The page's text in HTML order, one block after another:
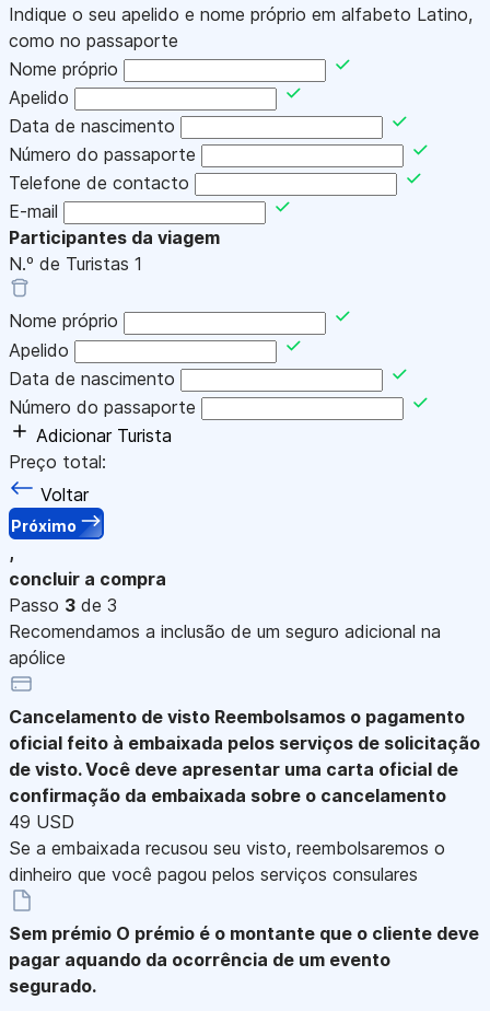
Indique o seu apelido e nome próprio em alfabeto Latino,
como no passaporte
Nome próprio
Apelido
Data de nascimento
Número do passaporte
Telefone de contacto
E-mail
Participantes da viagem
N.º de Turistas 1
Nome próprio
Apelido
Data de nascimento
Número do passaporte
Adicionar Turista
Preço total:
Voltar
Próximo
,
concluir a compra
Passo 3 de 3
Recomendamos a inclusão de um seguro adicional na
apólice
Cancelamento de visto Reembolsamos o pagamento
oficial feito à embaixada pelos serviços de solicitação
de visto. Você deve apresentar uma carta oficial de
confirmação da embaixada sobre o cancelamento
49 USD
Se a embaixada recusou seu visto, reembolsaremos o
dinheiro que você pagou pelos serviços consulares
Sem prémio O prémio é o montante que o cliente deve
pagar aquando da ocorrência de um evento
segurado.